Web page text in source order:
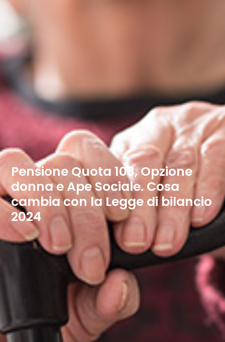
Pensione Quota 103, Opzione
donna e Ape Sociale. Cosa
cambia con la Legge di bilancio
2024